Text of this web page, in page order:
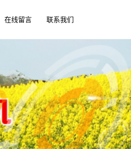
在线留言 联系我们